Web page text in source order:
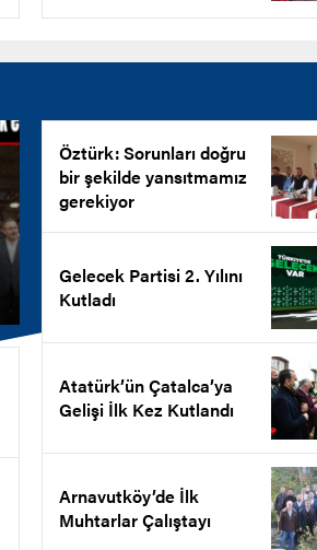
Öztürk: Sorunları doğru
bir şekilde yansıtmamız
gerekiyor
Gelecek Partisi 2. Yılını
Kutladı
Atatürk’ün Çatalca’ya
Gelişi İlk Kez Kutlandı
Arnavutköy’de İlk
Muhtarlar Çalıştayı